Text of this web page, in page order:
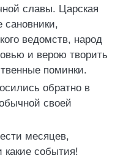
славы. Царская
ведомств, народ
и верою творить
поминки.
обратно в
своей
месяцев,
события!